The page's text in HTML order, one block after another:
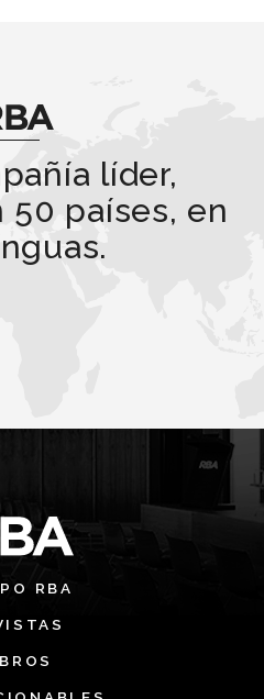
líder,
países, en
RBA